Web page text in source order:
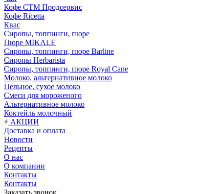
Кофе СТМ Продсервис
Кофе Ricetta
Квас
Сиропы, топпинги, пюре
Пюре MIKALE
Сиропы, топпинги, пюре Barline
Сиропы Herbarista
Сиропы, топпинги, пюре Royal Cane
Молоко, альтернативное молоко
Цельное, сухое молоко
Смеси для мороженого
Альтернативное молоко
Коктейль молочный
АКЦИИ
Доставка и оплата
Новости
Рецепты
О нас
О компании
Контакты
Контакты
Заказать звонок